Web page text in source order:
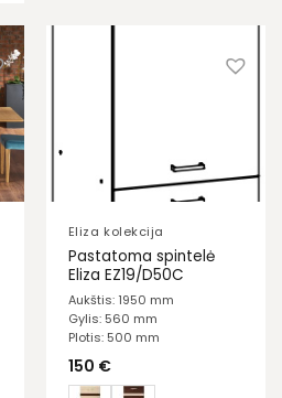
Eliza kolekcija
Pastatoma spintelė
Eliza EZ19/D50C
Aukštis: 1950 mm
Gylis: 560 mm
Plotis: 500 mm
150 €